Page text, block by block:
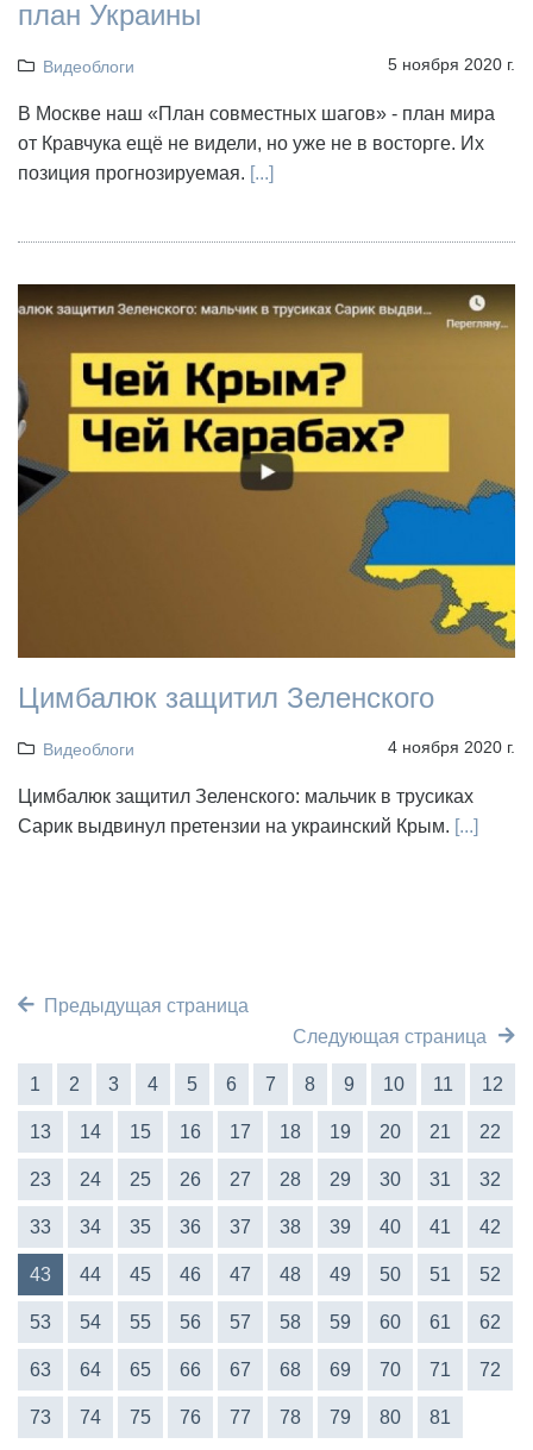
план Украины
Видеоблоги 5 ноября 2020 г.
В Москве наш «План совместных шагов» - план мира
от Кравчука ещё не видели, но уже не в восторге. Их
позиция прогнозируемая. [...]
Цимбалюк защитил Зеленского
Видеоблоги 4 ноября 2020 г.
Цимбалюк защитил Зеленского: мальчик в трусиках
Сарик выдвинул претензии на украинский Крым. [...]
Предыдущая страница
Следующая страница
1 2 3 4 5 6 7 8 9 10 11 12
13 14 15 16 17 18 19 20 21 22
23 24 25 26 27 28 29 30 31 32
33 34 35 36 37 38 39 40 41 42
43 44 45 46 47 48 49 50 51 52
53 54 55 56 57 58 59 60 61 62
63 64 65 66 67 68 69 70 71 72
73 74 75 76 77 78 79 80 81